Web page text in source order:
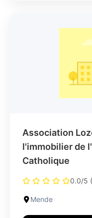
Association
l'immobilier de
Catholique
0.0/5
Mende